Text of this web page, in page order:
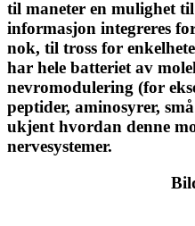
til maneter en mulighet
informasjon integreres
nok, til tross for
har hele batteriet av
nevromodulering (for
peptider, aminosyrer,
ukjent hvordan denne
nervesystemer.